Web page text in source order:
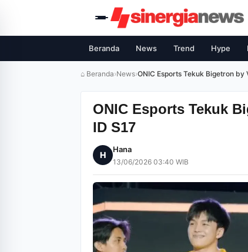
Beranda News Trend Hype
⌂ Beranda›News›ONIC Esports Tekuk Bigetron
ONIC Esports Tekuk
ID S17
H
Hana
13/06/2026 03:40 WIB